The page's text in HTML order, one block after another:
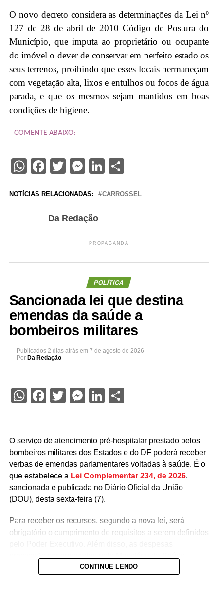
O novo decreto considera as determinações da Lei nº
127 de 28 de abril de 2010 Código de Postura do
Município, que imputa ao proprietário ou ocupante
do imóvel o dever de conservar em perfeito estado os
seus terrenos, proibindo que esses locais permaneçam
com vegetação alta, lixos e entulhos ou focos de água
parada, e que os mesmos sejam mantidos em boas
condições de higiene.
COMENTE ABAIXO:
WhatsApp
Facebook
Twitter
Messenger
LinkedIn
Share
NOTÍCIAS RELACIONADAS: CARROSSEL
Da Redação
PROPAGANDA
POLÍTICA
Sancionada lei que destina
emendas da saúde a
bombeiros militares
Publicados 2 dias atrás em 7 de agosto de 2026
Por Da Redação
WhatsApp
Facebook
Twitter
Messenger
LinkedIn
Share
O serviço de atendimento pré-hospitalar prestado pelos
bombeiros militares dos Estados e do DF poderá receber
verbas de emendas parlamentares voltadas à saúde. É o
que estabelece a Lei Complementar 234, de 2026,
sancionada e publicada no Diário Oficial da União
(DOU), desta sexta-feira (7).
Para receber os recursos, segundo a nova lei, será
obrigatório o cumprimento de requisitos a serem definidos
A lei proíbe o uso dessas emendas para pagamento de
CONTINUE LENDO